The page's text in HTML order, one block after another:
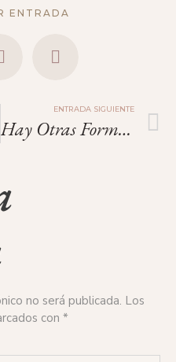
ENTRADA
ENTRADA SIGUIENTE
Hay Otras Formas De Ayudar A Flora.
no será publicada. Los
con *